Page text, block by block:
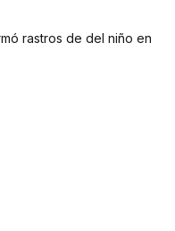
rastros de del niño en